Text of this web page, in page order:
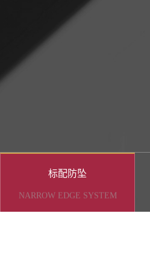
标配防坠
NARROW EDGE SYSTEM